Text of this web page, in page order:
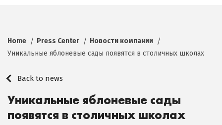
Home Press Center
Новости компании
Уникальные яблоневые сады появятся в столичных школах
Back to news
Уникальные яблоневые сады
появятся в столичных школах